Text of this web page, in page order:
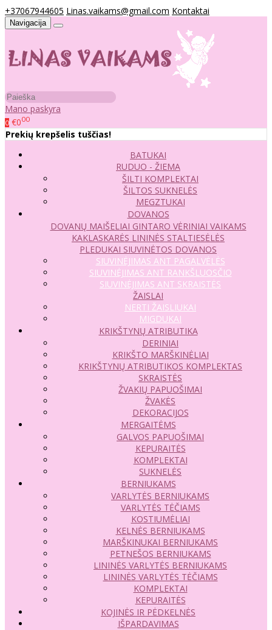
+37067944605 Linas.vaikams@gmail.com Kontaktai
Navigacija
Mano paskyra
0 €000
Prekių krepšelis tuščias!
BATUKAI
RUDUO - ŽIEMA
ŠILTI KOMPLEKTAI
ŠILTOS SUKNELĖS
MEGZTUKAI
DOVANOS
DOVANŲ MAIŠELIAI GINTARO VĖRINIAI VAIKAMS
KAKLASKARĖS LININĖS STALTIESĖLĖS
PLEDUKAI SIUVINĖTOS DOVANOS
SIUVINĖJIMAS ANT PAGALVĖLĖS
SIUVINĖJIMAS ANT RANKŠLUOSČIO
SIUVINĖJIMAS ANT SKRAISTĖS
ŽAISLAI
NERTI ŽAISLIUKAI
MIGDUKAI
KRIKŠTYNŲ ATRIBUTIKA
DERINIAI
KRIKŠTO MARŠKINĖLIAI
KRIKŠTYNŲ ATRIBUTIKOS KOMPLEKTAS
SKRAISTĖS
ŽVAKIŲ PAPUOŠIMAI
ŽVAKĖS
DEKORACIJOS
MERGAITĖMS
GALVOS PAPUOŠIMAI
KEPURAITĖS
KOMPLEKTAI
SUKNELĖS
BERNIUKAMS
VARLYTĖS BERNIUKAMS
VARLYTĖS TĖČIAMS
KOSTIUMĖLIAI
KELNĖS BERNIUKAMS
MARŠKINUKAI BERNIUKAMS
PETNEŠOS BERNIUKAMS
LININĖS VARLYTĖS BERNIUKAMS
LININĖS VARLYTĖS TĖČIAMS
KOMPLEKTAI
KEPURAITĖS
KOJINĖS IR PĖDKELNĖS
IŠPARDAVIMAS